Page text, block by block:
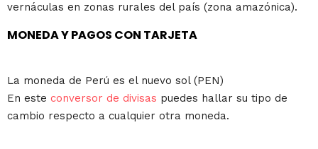
vernáculas en zonas rurales del país (zona amazónica).
MONEDA Y PAGOS CON TARJETA
La moneda de Perú es el nuevo sol (PEN)
En este conversor de divisas puedes hallar su tipo de
cambio respecto a cualquier otra moneda.